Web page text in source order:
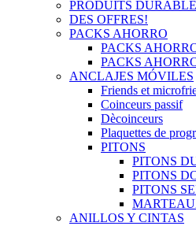
PRODUITS
DES OFFRES!
PACKS AHORRO
PACKS
PACKS
ANCLAJES MÓVILES
Friends et
Coinceurs passif
Dècoinceurs
Plaquettes de
PITONS
PITONS
PITONS
PITONS
ANILLOS Y CINTAS